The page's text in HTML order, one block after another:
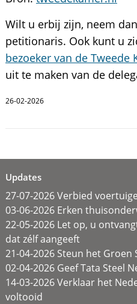
Wilt u erbij zijn, neem
petitionaris. Ook kunt u
bezoeker van de Tweede
uit te maken van de
26-02-2026
Updates
27-07-2026 Verbied
03-06-2026 Erken
22-05-2026 Let op, u
dat zélf aangeeft
21-04-2026 Steun het Groen
02-04-2026 Geef Tata Steel
14-03-2026 Verklaar het
voltooid